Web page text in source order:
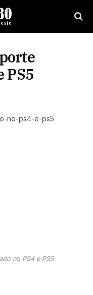
PS5
no PS4 e PS5